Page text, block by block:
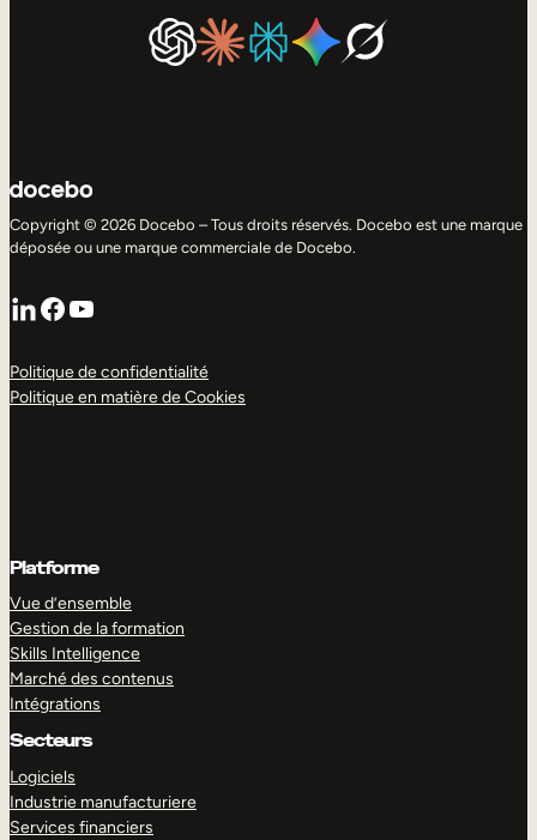
Copyright © 2026 Docebo – Tous droits réservés. Docebo est une marque
déposée ou une marque commerciale de Docebo.
LinkedIn
Facebook
YouTube
Politique de confidentialité
Politique en matière de Cookies
Platforme
Vue d’ensemble
Gestion de la formation
Skills Intelligence
Marché des contenus
Intégrations
Secteurs
Logiciels
Industrie manufacturiere
Services financiers